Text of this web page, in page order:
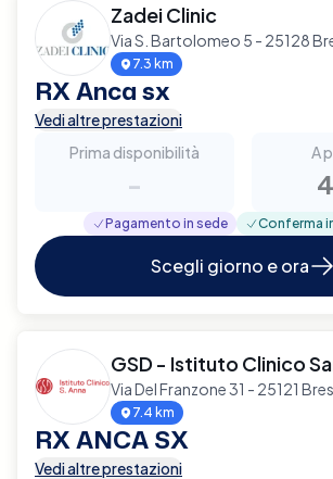
Zadei Clinic
Via S. Bartolomeo 5 - 25128
7.3 km
RX Anca sx
Vedi altre prestazioni
Prima disponibilità
-
A
Pagamento in sede Conferma
Scegli giorno e ora
GSD - Istituto Clinico
Via Del Franzone 31 - 25121
7.4 km
RX ANCA SX
Vedi altre prestazioni